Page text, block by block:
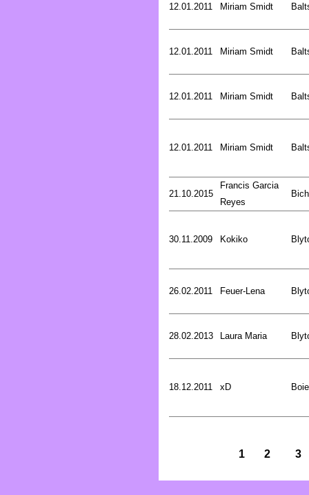
12.01.2011 Miriam Smidt
12.01.2011 Miriam Smidt
12.01.2011 Miriam Smidt
12.01.2011 Miriam Smidt
21.10.2015
Francis Garcia
Reyes
30.11.2009 Kokiko
26.02.2011 Feuer-Lena
28.02.2013 Laura Maria
18.12.2011 xD
1 2 3